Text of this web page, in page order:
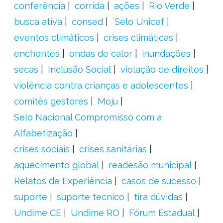
conferência
corrida ações
Rio Verde
busca ativa
consed
´Selo Unicef
eventos climáticos
crises climáticas
enchentes
ondas de calor
inundações
secas
Inclusão Social
violação de direitos
violência contra crianças e adolescentes
comitês gestores
Moju
Selo Nacional Compromisso com a
Alfabetização
crises sociais
crises sanitárias
aquecimento global
readesão municipal
Relatos de Experiência
casos de sucesso
suporte
suporte tecnico
tira dúvidas
Undime CE
Undime RO
Fórum Estadual